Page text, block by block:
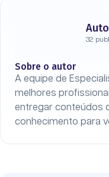
32
Sobre o autor
A equipe de
melhores
entregar conteúdos
conhecimento para